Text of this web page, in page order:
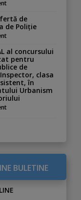
de
de Poliție
al concursului
pentru
de
clasa
în
Urbanism
BULETINE